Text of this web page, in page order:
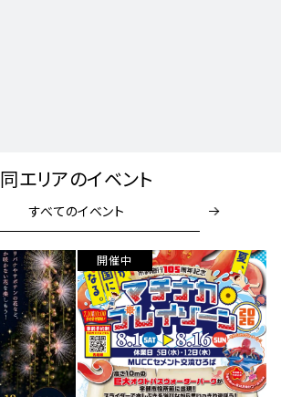
同エリアのイベント
すべてのイベント
開催中